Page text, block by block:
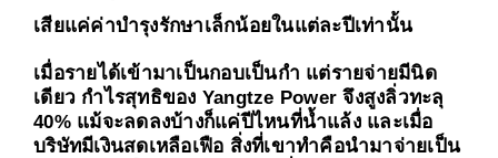
เสียแค่ค่าบำรุงรักษาเล็กน้อยในแต่ละปีเท่านั้น
เมื่อรายได้เข้ามาเป็นกอบเป็นกำ แต่รายจ่ายมีนิด
เดียว กำไรสุทธิของ Yangtze Power จึงสูงลิ่วทะลุ
40% แม้จะลดลงบ้างก็แค่ปีไหนที่น้ำแล้ง และเมื่อ
บริษัทมีเงินสดเหลือเฟือ สิ่งที่เขาทำคือนำมาจ่ายเป็น